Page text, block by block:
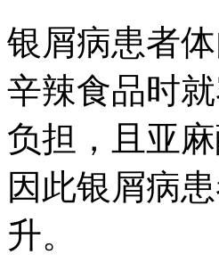
银屑病患者
辛辣食品时
负担，且亚
因此银屑病
升。